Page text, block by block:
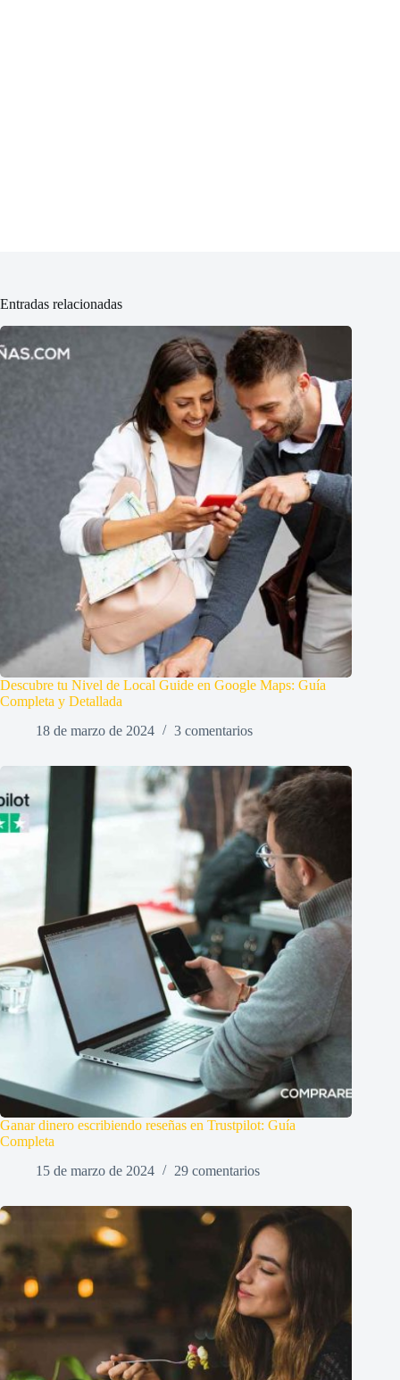
Entradas relacionadas
Descubre tu Nivel de Local Guide en Google Maps: Guía
Completa y Detallada
18 de marzo de 2024
3 comentarios
Ganar dinero escribiendo reseñas en Trustpilot: Guía
Completa
15 de marzo de 2024
29 comentarios